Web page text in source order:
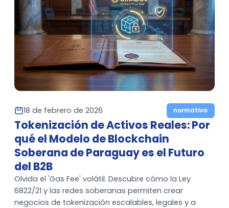
18 de febrero de 2026 normativa
Tokenización de Activos Reales: Por
qué el Modelo de Blockchain
Soberana de Paraguay es el Futuro
del B2B
Olvida el 'Gas Fee' volátil. Descubre cómo la Ley
6822/21 y las redes soberanas permiten crear
negocios de tokenización escalables, legales y a